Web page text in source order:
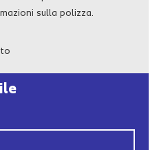
sulla polizza.